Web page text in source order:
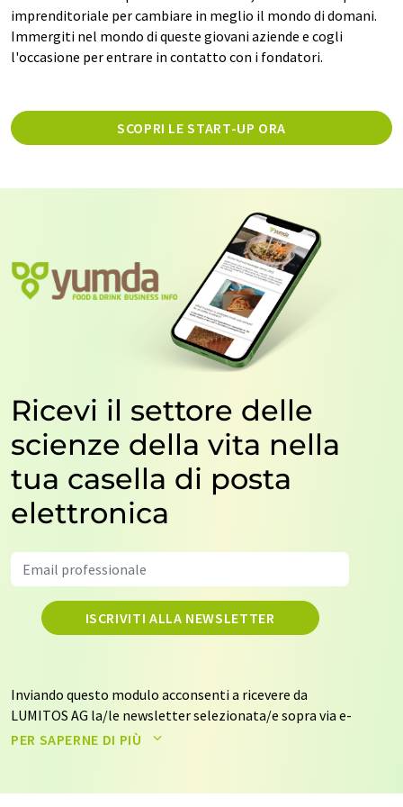
imprenditoriale per cambiare in meglio il mondo di domani.
Immergiti nel mondo di queste giovani aziende e cogli
l'occasione per entrare in contatto con i fondatori.
SCOPRI LE START-UP ORA
Ricevi il settore delle
scienze della vita nella
tua casella di posta
elettronica
ISCRIVITI ALLA NEWSLETTER
Inviando questo modulo acconsenti a ricevere da
LUMITOS AG la/le newsletter selezionata/e sopra via e-
mail. I tuoi dati non saranno trasmessi a terzi. I tuoi dati
contattarti via e-mail per scopi pubblicitari o per
PER SAPERNE DI PIÙ